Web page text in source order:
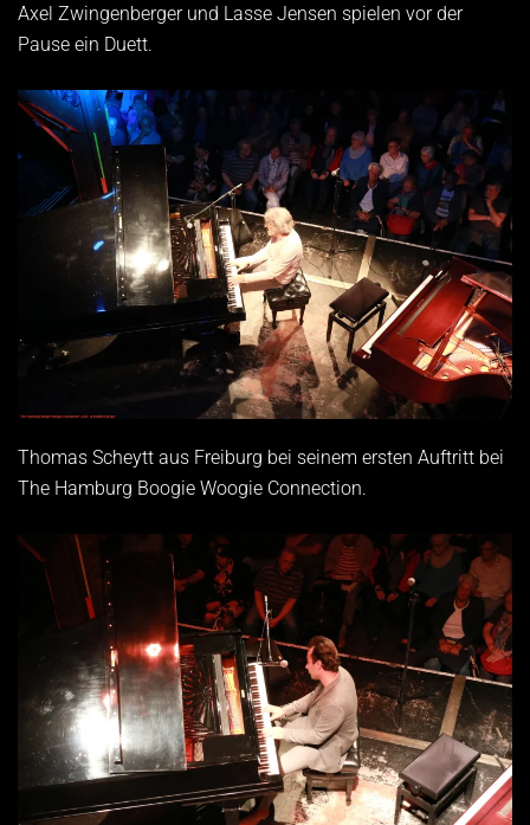
Axel Zwingenberger und Lasse Jensen spielen vor der
Pause ein Duett.
Thomas Scheytt aus Freiburg bei seinem ersten Auftritt bei
The Hamburg Boogie Woogie Connection.